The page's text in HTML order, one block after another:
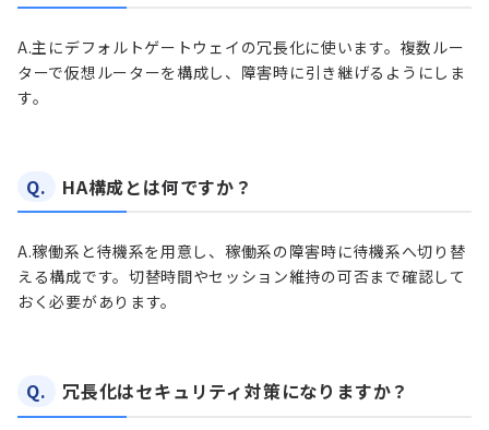
A.主にデフォルトゲートウェイの冗長化に使います。複数ルー
ターで仮想ルーターを構成し、障害時に引き継げるようにしま
す。
Q. HA構成とは何ですか？
A.稼働系と待機系を用意し、稼働系の障害時に待機系へ切り替
える構成です。切替時間やセッション維持の可否まで確認して
おく必要があります。
Q. 冗長化はセキュリティ対策になりますか？